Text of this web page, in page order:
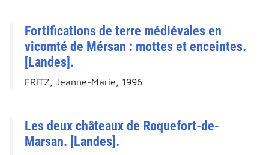
Fortifications de terre médiévales en
vicomté de Mérsan : mottes et enceintes.
[Landes].
FRITZ, Jeanne-Marie, 1996
Les deux châteaux de Roquefort-de-
Marsan. [Landes].